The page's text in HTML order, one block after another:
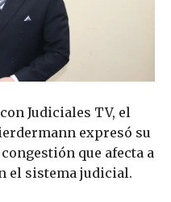
Judiciales TV, el
expresó su
que afecta a
el sistema judicial.